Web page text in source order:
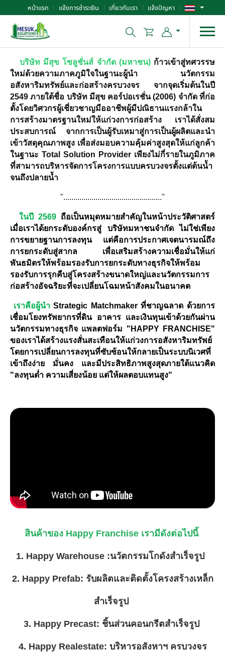
หน้าแรก แจ้งการชำระเงิน เกี่ยวกับเรา แจ้งปัญหา
บริษัท มีสุข โซลูชั่นส์ จำกัด (มหาชน) ก้าวเข้าสู่ทศวรรษ
ใหม่ด้วยความภาคภูมิใจในฐานะผู้นำ นวัตกรรม
อสังหาริมทรัพย์และก่อสร้างครบวงจร จากจุดเริ่มต้นในปี
2549 ภายใต้ชื่อ บริษัท มีสุข คอร์ปอเรชั่น (2006) จำกัด ที่ก่อ
ตั้งโดยวิศวกรผู้เชี่ยวชาญมืออาชีพผู้มีปณิธานแรงกล้าใน
การสร้างมาตรฐานใหม่ให้แก่วงการก่อสร้าง เราได้สั่งสม
ประสบการณ์ จากการเป็นผู้รับเหมาสู่การเป็นผู้ผลิตและนำ
เข้าวัสดุคุณภาพสูง เพื่อส่งมอบความคุ้มค่าสูงสุดให้แก่ลูกค้า
ในฐานะ Total Solution Provider เพียงไม่กี่รายในภูมิภาค
ที่สามารถบริหารจัดการโครงการแบบครบวงจรตั้งแต่ต้นน้ำ
จนถึงปลายน้ำ
"................................................."
ในปี 2569 ถือเป็นหมุดหมายสำคัญในหน้าประวัติศาสตร์
เมื่อเราได้ยกระดับองค์กรสู่ บริษัทมหาชนจำกัด ไม่ใช่เพียง
การขยายฐานการลงทุน แต่คือการประกาศเจตนารมณ์ถึง
การยกระดับสู่สากล เพื่อเสริมสร้างความเชื่อมั่นให้แก่
พันธมิตรให้พร้อมรองรับการยกระดับทางธุรกิจให้พร้อม
รองรับการรุกคืบสู่โครงสร้างขนาดใหญ่และนวัตกรรมการ
ก่อสร้างอัจฉริยะที่จะเปลี่ยนโฉมหน้าสังคมในอนาคต
เราคือผู้นำStrategic Matchmaker ที่ชาญฉลาด ด้วยการ
เชื่อมโยงทรัพยากรที่ดิน อาคาร และเงินทุนเข้าด้วยกันผ่าน
นวัตกรรมทางธุรกิจ แพลตฟอร์ม "HAPPY FRANCHISE"
ของเราได้สร้างแรงสั่นสะเทือนให้แก่วงการอสังหาริมทรัพย์
โดยการเปลี่ยนการลงทุนที่ซับซ้อนให้กลายเป็นระบบนิเวศที่
เข้าถึงง่าย มั่นคง และมีประสิทธิภาพสูงสุดภายใต้แนวคิด
"ลงทุนต่ำ ความเสี่ยงน้อย แต่ให้ผลตอบแทนสูง"
สินค้าของ Happy Franchise เรามีดังต่อไปนี้
1. Happy Warehouse :นวัตกรรมโกดังสำเร็จรูป
2. Happy Prefab: รับผลิตและติดตั้งโครงสร้างเหล็ก
สำเร็จรูป
3. Happy Precast: ชิ้นส่วนคอนกรีตสำเร็จรูป
4. Happy Realestate: บริหารอสังหาฯ ครบวงจร